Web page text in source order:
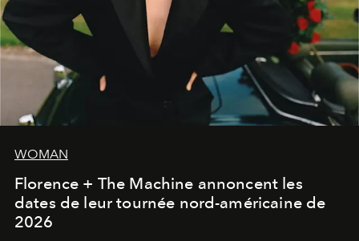
WOMAN
Florence + The Machine annoncent les
dates de leur tournée nord-américaine de
2026